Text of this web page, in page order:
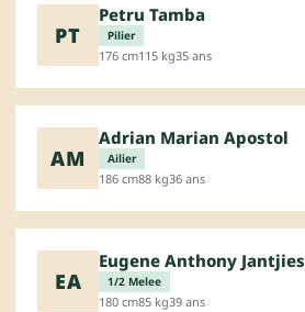
PT
Petru Tamba
Pilier
176 cm115 kg35 ans
AM
Adrian Marian Apostol
Ailier
186 cm88 kg36 ans
EA
Eugene Anthony Jantjies
1/2 Melee
180 cm85 kg39 ans